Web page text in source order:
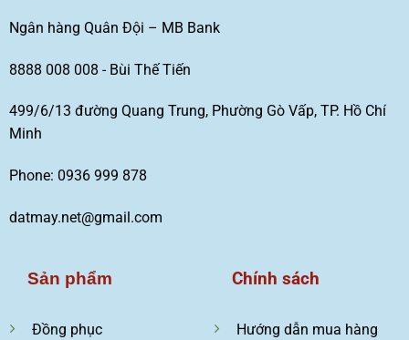
Ngân hàng Quân Đội – MB Bank
8888 008 008 - Bùi Thế Tiến
499/6/13 đường Quang Trung, Phường Gò Vấp, TP. Hồ Chí
Minh
Phone: 0936 999 878
datmay.net@gmail.com
Sản phẩm
Đồng phục
Chính sách
Hướng dẫn mua hàng